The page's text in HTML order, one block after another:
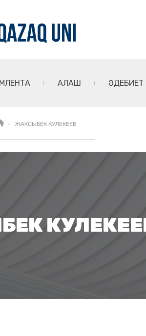
АЛАШ ӘДЕБИЕТ
ЖАКСЫБЕК КУЛЕКЕЕВ